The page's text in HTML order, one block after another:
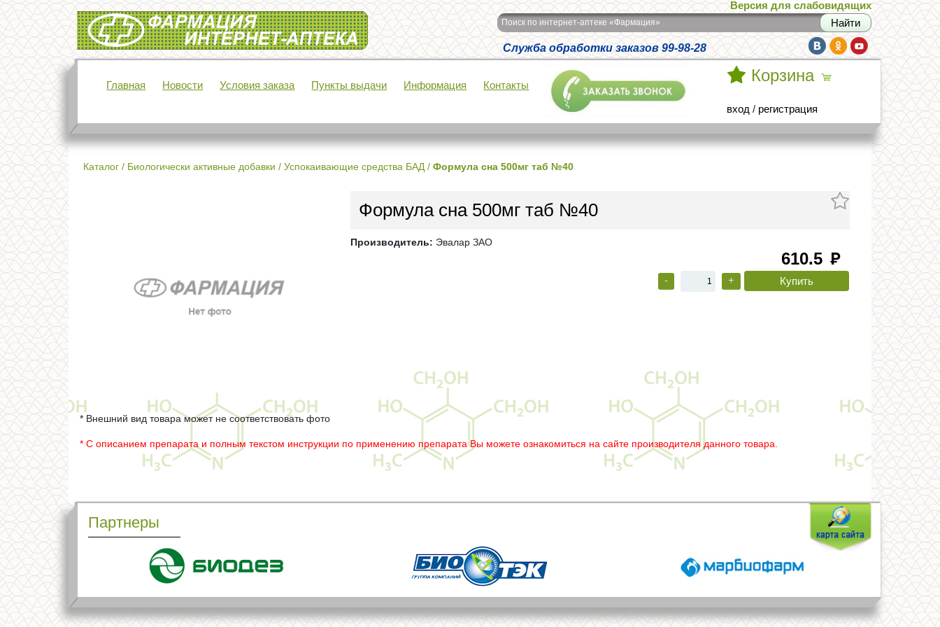
Интернет-аптека Фармация
Версия для слабовидящих
Поиск по интернет-аптеке «Фармация»
Служба обработки заказов 99-98-28
Главная Новости Условия заказа Пункты выдачи Информация Контакты
Корзина
вход / регистрация
Каталог / Биологически активные добавки / Успокаивающие средства БАД / Формула сна 500мг таб №40
Формула сна 500мг таб №40
Производитель: Эвалар ЗАО
610.5 руб
- +
* Внешний вид товара может не соответствовать фото
* С описанием препарата и полным текстом инструкции по применению препарата Вы можете ознакомиться на сайте производителя данного товара.
Партнеры